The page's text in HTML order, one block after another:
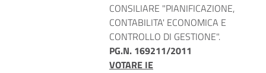
CONSILIARE "PIANIFICAZIONE,
CONTABILITA' ECONOMICA E
CONTROLLO DI GESTIONE".
PG.N. 169211/2011
VOTARE IE